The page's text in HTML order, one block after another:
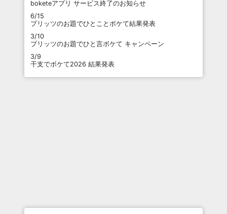
boketeアプリ サービス終了のお知らせ
6/15
プリッツのお題でひとことボケて結果発表
3/10
プリッツのお題でひと言ボケて キャンペーン
3/9
干支でボケて2026 結果発表